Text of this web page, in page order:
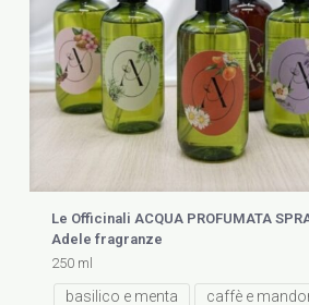
Le Officinali ACQUA PROFUMATA
Adele fragranze
250 ml
basilico e menta caffè e